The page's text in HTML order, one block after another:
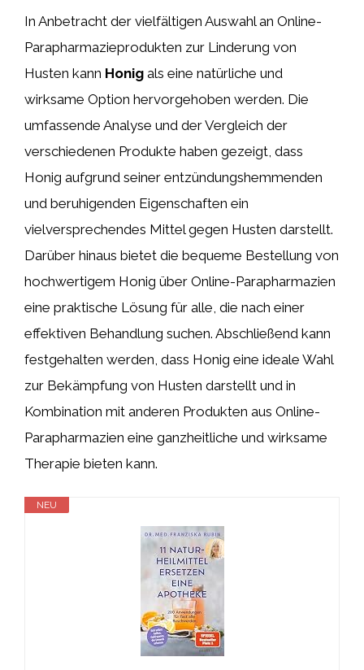
In Anbetracht der vielfältigen Auswahl an Online-
Parapharmazieprodukten zur Linderung von
Husten kann Honig als eine natürliche und
wirksame Option hervorgehoben werden. Die
umfassende Analyse und der Vergleich der
verschiedenen Produkte haben gezeigt, dass
Honig aufgrund seiner entzündungshemmenden
und beruhigenden Eigenschaften ein
vielversprechendes Mittel gegen Husten darstellt.
Darüber hinaus bietet die bequeme Bestellung von
hochwertigem Honig über Online-Parapharmazien
eine praktische Lösung für alle, die nach einer
effektiven Behandlung suchen. Abschließend kann
festgehalten werden, dass Honig eine ideale Wahl
zur Bekämpfung von Husten darstellt und in
Kombination mit anderen Produkten aus Online-
Parapharmazien eine ganzheitliche und wirksame
Therapie bieten kann.
NEU